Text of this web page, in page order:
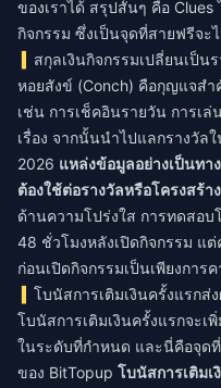
ของเราได้ สรุปสั้นๆ คือ
กิจกรรม ซึ่งเป็นจุดที่สายฟรีจะ
สกุลเงินกิจกรรมเปลี่ยนเป็น
หอยสังข์ (Conch) คือกุญแจส
เช่น การเช็คอินรายวัน การเ
เรื่อง จากนั้นนำไปแลกรางวั
2026 แหล่งข้อมูลอย่างเป็นทา
ต้องใช้ต่อรางวัลหรือโครงสร้า
ด้านความโปร่งใส การทดสอ
48 ชั่วโมงหลังเปิดกิจกรรม แ
ก่อนเปิดกิจกรรมเป็นเพียงการ
โบนัสการเติมเงินครั้งแรกส่
โบนัสการเติมเงินครั้งแรกจะเ
ในระดับที่กำหนด และนี่คือจุด
ของ BitTopup โบนัสการเติมเ